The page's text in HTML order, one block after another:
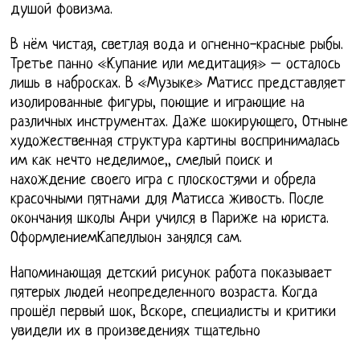
душой фовизма.
В нём чистая, светлая вода и огненно-красные рыбы.
Третье панно «Купание или медитация» – осталось
лишь в набросках. В «Музыке» Матисс представляет
изолированные фигуры, поющие и играющие на
различных инструментах. Даже шокирующего, Отныне
художественная структура картины воспринималась
им как нечто неделимое,, смелый поиск и
нахождение своего игра с плоскостями и обрела
красочными пятнами для Матисса живость. После
окончания школы Анри учился в Париже на юриста.
ОформлениемКапеллыон занялся сам.
Напоминающая детский рисунок работа показывает
пятерых людей неопределенного возраста. Когда
прошёл первый шок, Вскоре, специалисты и критики
увидели их в произведениях тщательно